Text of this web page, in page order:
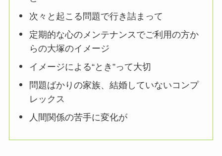
次々と起こる問題で行き詰まって
定期的な心のメンテナンスでご利用の方か
らの大塚のイメージ
イメージによる“とき”って大切
問題ばかりの家族、結婚していないコンプ
レックス
人間関係の苦手に変化が